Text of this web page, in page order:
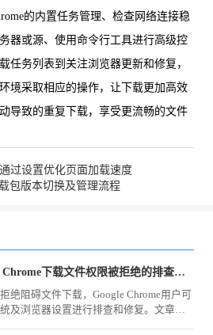
的内置任务管理、检查网络连接稳
器或源、使用命令行工具进行高级控
任务列表到关注浏览器更新和修复，
境采取相应的操作，让下载更加高效
导致的重复下载，享受更流畅的文件
过设置优化页面加载速度
包版本切换及管理流程
google Chrome下载文件权限被拒绝的排查与修复
绝阻碍文件下载，Google Chrome用户可
及浏览器设置进行排查和修复。文章介